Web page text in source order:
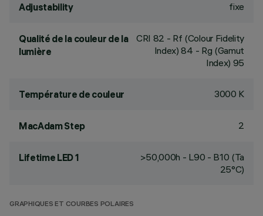
Adjustability fixe
Qualité de la couleur de la
lumière
CRI 82 - Rf (Colour Fidelity
Index) 84 - Rg (Gamut
Index) 95
Température de couleur 3000 K
MacAdam Step 2
Lifetime LED 1
>50,000h - L90 - B10 (Ta
25°C)
GRAPHIQUES ET COURBES POLAIRES